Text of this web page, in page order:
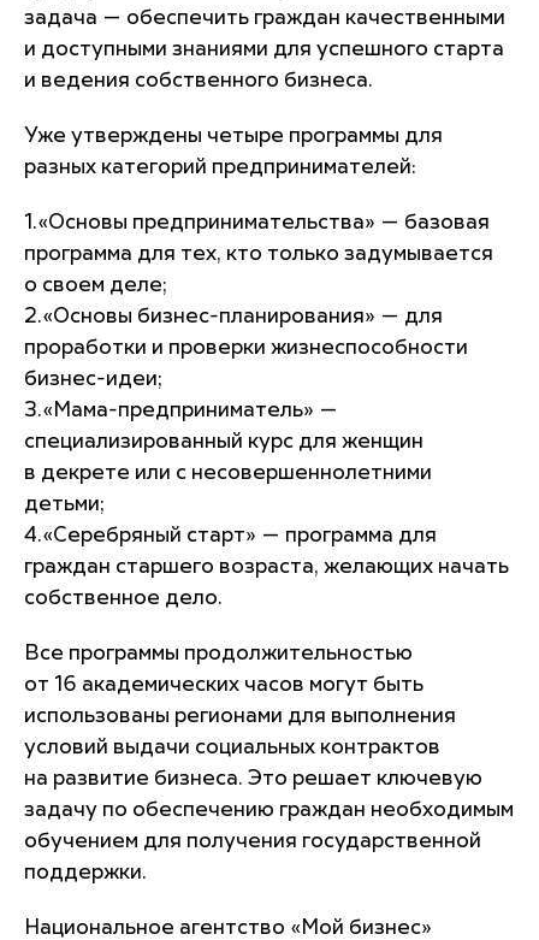
задача — обеспечить граждан качественными
и доступными знаниями для успешного старта
и ведения собственного бизнеса.
Уже утверждены четыре программы для
разных категорий предпринимателей:
1.«Основы предпринимательства» — базовая
программа для тех, кто только задумывается
о своем деле;
2.«Основы бизнес-планирования» — для
проработки и проверки жизнеспособности
бизнес-идеи;
3.«Мама-предприниматель» —
специализированный курс для женщин
в декрете или с несовершеннолетними
детьми;
4.«Серебряный старт» — программа для
граждан старшего возраста, желающих начать
собственное дело.
Все программы продолжительностью
от 16 академических часов могут быть
использованы регионами для выполнения
условий выдачи социальных контрактов
на развитие бизнеса. Это решает ключевую
задачу по обеспечению граждан необходимым
обучением для получения государственной
поддержки.
Национальное агентство «Мой бизнес»